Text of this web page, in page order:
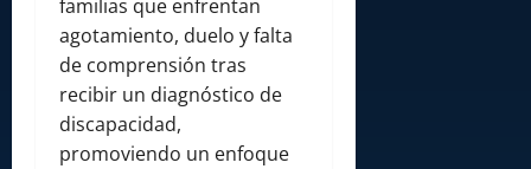
familias que enfrentan
agotamiento, duelo y falta
de comprensión tras
recibir un diagnóstico de
discapacidad,
promoviendo un enfoque